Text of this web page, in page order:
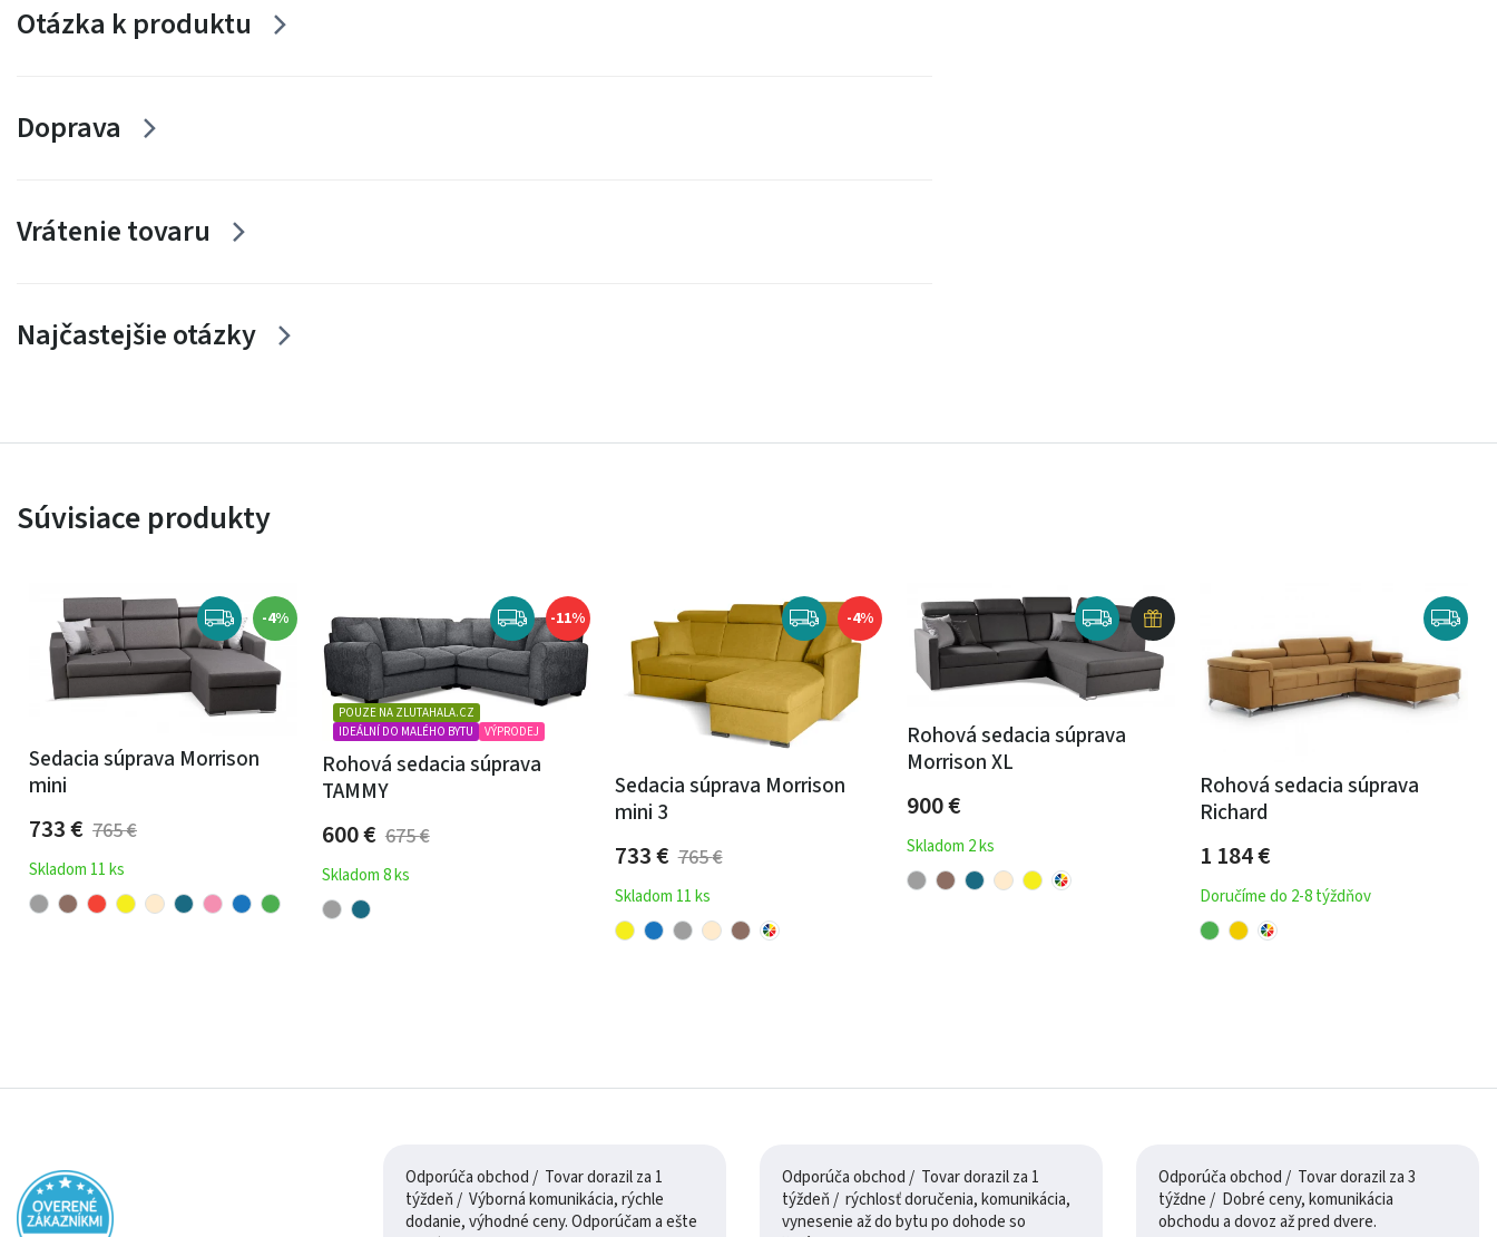
Otázka k produktu
Doprava
Vrátenie tovaru
Najčastejšie otázky
Súvisiace produkty
-4%
Sedacia súprava Morrison
mini
733€ 765€
Skladom 11 ks
-11%
IDEÁLNÍ DO MALÉHO BYTU VÝPRODEJ
POUZE NA ZLUTAHALA.CZ
Rohová sedacia súprava
TAMMY
600€ 675€
Skladom 8 ks
-4%
Sedacia súprava Morrison
mini 3
733€ 765€
Skladom 11 ks
Rohová sedacia súprava
Morrison XL
900€
Skladom 2 ks
Rohová sedacia súprava
Richard
1 184€
Doručíme do 2-8 týždňov
Odporúča obchod / Tovar dorazil za 1
týždeň / Výborná komunikácia, rýchle
dodanie, výhodné ceny. Odporúčam a ešte
Odporúča obchod / Tovar dorazil za 1
týždeň / rýchlosť doručenia, komunikácia,
vynesenie až do bytu po dohode so
Odporúča obchod / Tovar dorazil za 3
týždne / Dobré ceny, komunikácia
obchodu a dovoz až pred dvere.